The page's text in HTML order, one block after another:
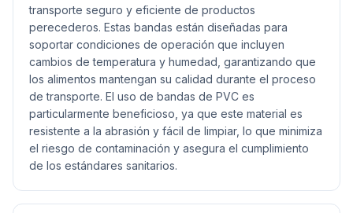
transporte seguro y eficiente de productos
perecederos. Estas bandas están diseñadas para
soportar condiciones de operación que incluyen
cambios de temperatura y humedad, garantizando que
los alimentos mantengan su calidad durante el proceso
de transporte. El uso de bandas de PVC es
particularmente beneficioso, ya que este material es
resistente a la abrasión y fácil de limpiar, lo que minimiza
el riesgo de contaminación y asegura el cumplimiento
de los estándares sanitarios.